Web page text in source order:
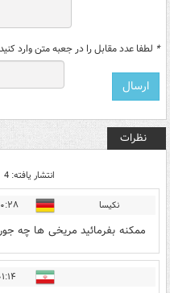
* لطفا عدد مقابل را در جعبه متن وارد کنید
نظرات
انتشار یافته: 4
نکیسا ۰۰:۲۸ - ۱۴۰۱/
ممکنه بفرمائید مریخی ها چه
۰۱:۱۴ - ۱۴۰۱/